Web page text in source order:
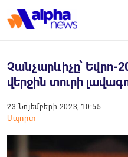
Չանչարևիչը՝ Եվրո-
վերջին տուրի
23 Նոյեմբերի 2023, 10:55
Սպորտ